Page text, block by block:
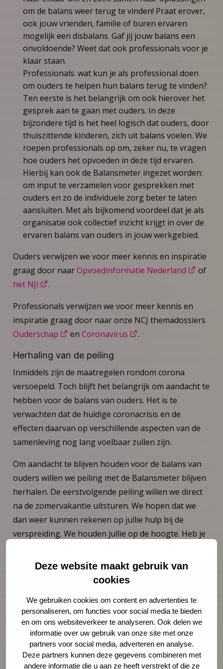
Deze website maakt gebruik van
cookies
We gebruiken cookies om content en advertenties te
personaliseren, om functies voor social media te bieden
en om ons websiteverkeer te analyseren. Ook delen we
informatie over uw gebruik van onze site met onze
partners voor social media, adverteren en analyse.
Deze partners kunnen deze gegevens combineren met
andere informatie die u aan ze heeft verstrekt of die ze
om de balans weer terug te vinden! Praat erover,
ook jouw vrienden, familie of buren ervaren
mogelijk een disbalans. Gaf jij jouw balans een
onvoldoende? Weet dat ook professionals voor je
klaar staan.
Professionals: wat kun je als professional doen
om ouders te helpen hun balans terug te vinden?
Ten eerste is het belangrijk om ook hierover het
gesprek aan te gaan met ouders. In deze
bijzondere tijd is het heel logisch dat ouders, door
thuiszittende kinderen, zich uit balans voelen. We
roepen professionals op om, zeker nu, te vragen
hoe ouders het opvoeden in deze tijd ervaren.
Hierbij kan ook de Balansmeter ingezet worden:
om input te verzamelen voor gesprekken met
ouders en zo de individuele zorg beter te laten
aansluiten. Met als bijkomend voordeel dat je als
organisatie ook collectief inzicht krijgt in over de
ervaren balans van ouders in jouw werkgebied.
Ouders verwijzen we voor meer kennis en inspiratie
graag door naarOpvoedinformatie Nederland
of
het NJi
.
Professionals verwijzen we voor meer kennis en
inspiratie graag door naar onze NCJ themadossiers
Ouderschap
en Coronavirus .
Herhaling van de peiling
Inmiddels zijn de maatregelen rondom corona
versoepeld. Toch blijft het belangrijk om aandacht te
hebben voor de balans van ouders. Het is te
verwachten dat de huidige coronacrisis en de
effecten daarvan op verschillende aspecten van de
samenleving nog lang voelbaar zullen zijn.
Om aandacht te blijven houden voor de balans van
ouders willen we peiling met de Balansmeter blijven
herhalen. De eerstvolgende peiling willen we direct
na de zomervakantie uitsturen. We hopen dat we
dan weer kunnen rekenen op jullie hulp bij de
verspreiding. We houden jullie op de hoogte. Heb je
Neem contact op met NCJ-adviseurs
viayvanneste@ncj.nl